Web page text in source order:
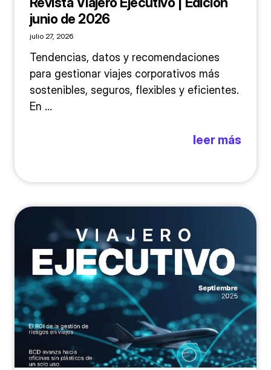
junio de 2026
julio 27, 2026
Tendencias, datos y recomendaciones
para gestionar viajes corporativos más
sostenibles, seguros, flexibles y eficientes.
En ...
leer más